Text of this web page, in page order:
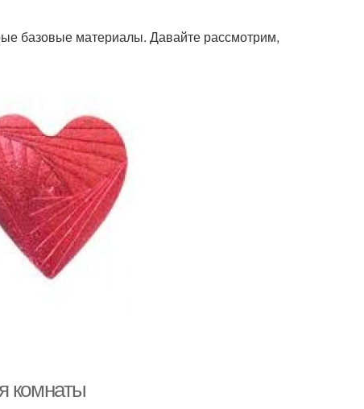
базовые материалы. Давайте рассмотрим,
комнаты